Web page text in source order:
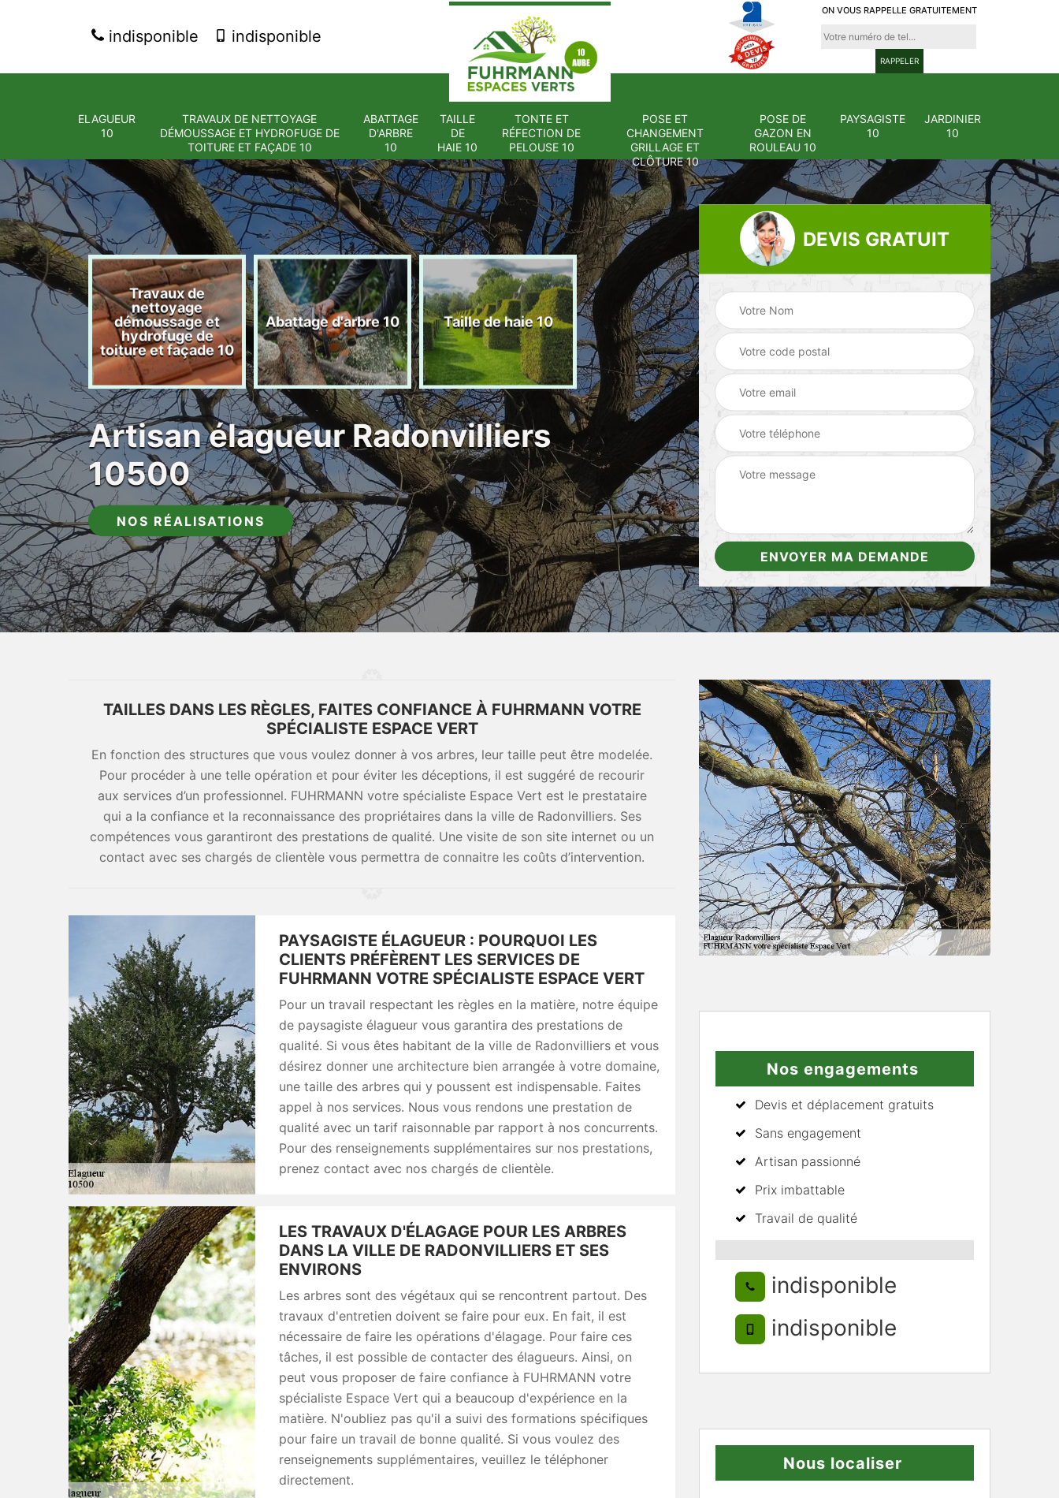
indisponible indisponible
ON VOUS RAPPELLE GRATUITEMENT
ELAGUEUR
10
TRAVAUX DE NETTOYAGE
DÉMOUSSAGE ET HYDROFUGE DE
TOITURE ET FAÇADE 10
ABATTAGE
D'ARBRE
10
TAILLE
DE
HAIE 10
TONTE ET
RÉFECTION DE
PELOUSE 10
POSE ET
CHANGEMENT
GRILLAGE ET
CLÔTURE 10
POSE DE
GAZON EN
ROULEAU 10
PAYSAGISTE
10
JARDINIER
10
10
Travaux de
nettoyage
démoussage et
hydrofuge de
toiture et façade 10
Abattage d'arbre 10 Taille de haie 10
Tonte et réfection
de pelouse 10
changement
grillage et clôture
10
Pose de gazon en
rouleau 10
Artisan élagueur Radonvilliers
10500
NOS RÉALISATIONS
DEVIS GRATUIT
TAILLES DANS LES RÈGLES, FAITES CONFIANCE À FUHRMANN VOTRE
SPÉCIALISTE ESPACE VERT
En fonction des structures que vous voulez donner à vos arbres, leur taille peut être modelée.
Pour procéder à une telle opération et pour éviter les déceptions, il est suggéré de recourir
aux services d’un professionnel. FUHRMANN votre spécialiste Espace Vert est le prestataire
qui a la confiance et la reconnaissance des propriétaires dans la ville de Radonvilliers. Ses
compétences vous garantiront des prestations de qualité. Une visite de son site internet ou un
contact avec ses chargés de clientèle vous permettra de connaitre les coûts d’intervention.
PAYSAGISTE ÉLAGUEUR : POURQUOI LES
CLIENTS PRÉFÈRENT LES SERVICES DE
FUHRMANN VOTRE SPÉCIALISTE ESPACE VERT
Pour un travail respectant les règles en la matière, notre équipe
de paysagiste élagueur vous garantira des prestations de
qualité. Si vous êtes habitant de la ville de Radonvilliers et vous
désirez donner une architecture bien arrangée à votre domaine,
une taille des arbres qui y poussent est indispensable. Faites
appel à nos services. Nous vous rendons une prestation de
qualité avec un tarif raisonnable par rapport à nos concurrents.
Pour des renseignements supplémentaires sur nos prestations,
prenez contact avec nos chargés de clientèle.
LES TRAVAUX D'ÉLAGAGE POUR LES ARBRES
DANS LA VILLE DE RADONVILLIERS ET SES
ENVIRONS
Les arbres sont des végétaux qui se rencontrent partout. Des
travaux d'entretien doivent se faire pour eux. En fait, il est
nécessaire de faire les opérations d'élagage. Pour faire ces
tâches, il est possible de contacter des élagueurs. Ainsi, on
peut vous proposer de faire confiance à FUHRMANN votre
spécialiste Espace Vert qui a beaucoup d'expérience en la
matière. N'oubliez pas qu'il a suivi des formations spécifiques
pour faire un travail de bonne qualité. Si vous voulez des
renseignements supplémentaires, veuillez le téléphoner
directement.
Nos engagements
Devis et déplacement gratuits
Sans engagement
Artisan passionné
Prix imbattable
Travail de qualité
indisponible
indisponible
Nous localiser